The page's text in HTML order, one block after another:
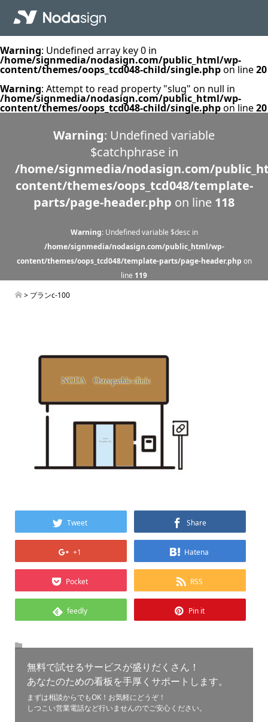
Warning: Undefined array key 0 in
/home/signmedia/nodasign.com/public_html/wp-
content/themes/oops_tcd048-child/single.phpon line20
Warning: Attempt to read property "slug" on null in
/home/signmedia/nodasign.com/public_html/wp-
content/themes/oops_tcd048-child/single.phpon line20
Warning: Undefined variable
$catchphrase in
/home/signmedia/nodasign.com/
content/themes/oops_tcd048/template-
parts/page-header.php on line 118
Warning: Undefined variable $desc in
/home/signmedia/nodasign.com/public_html/wp-
content/themes/oops_tcd048/template-parts/page-header.php on
line 119
> プランc-100
Tweet Share
+1 Hatena
Pocket RSS
feedly Pin it
無料で試せるサービスが盛りだくさん！
あなたのための看板を手厚くサポートします。
まずは相談からでもOK！お気軽にどうぞ！
しつこい営業電話など行いませんのでご安心ください。